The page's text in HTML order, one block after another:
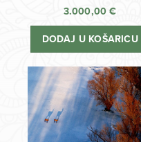
3.000,00€
DODAJ U KOŠARICU